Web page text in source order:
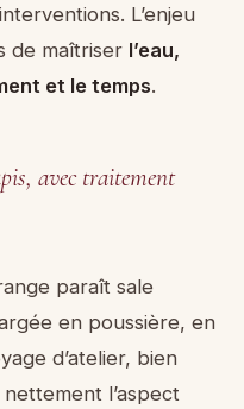
L’enjeu
de maîtriser l’eau,
et le temps.
avec traitement
paraît sale
en poussière, en
d’atelier, bien
l’aspect